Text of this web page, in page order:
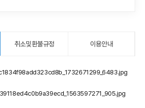
취소및환불규정 이용안내